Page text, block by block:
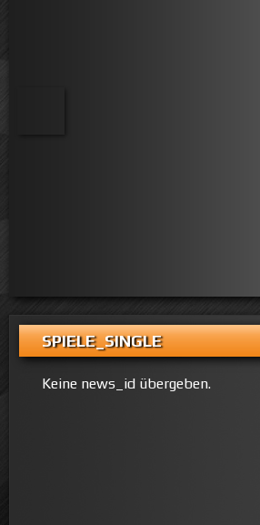
SPIELE_SINGLE
Keine news_id übergeben.